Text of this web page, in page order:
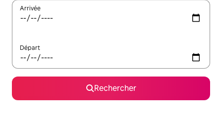
Arrivée
Départ
Rechercher